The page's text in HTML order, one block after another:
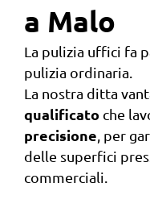
a Malo
La pulizia uffici fa
pulizia ordinaria.
La nostra ditta
qualificato che
precisione , per
delle superfici
commerciali.